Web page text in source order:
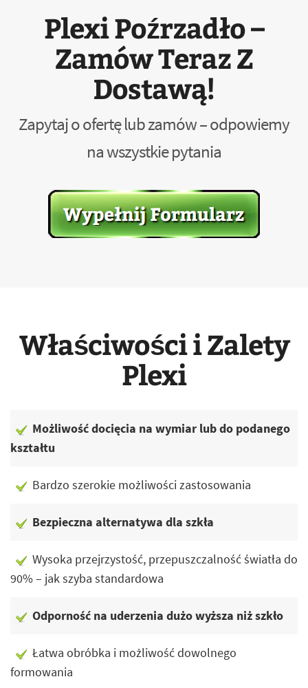
Plexi Poźrzadło –
Zamów Teraz Z
Dostawą!
Zapytaj o ofertę lub zamów – odpowiemy
na wszystkie pytania
Właściwości i Zalety
Plexi
Możliwość docięcia na wymiar lub do podanego
kształtu
Bardzo szerokie możliwości zastosowania
Bezpieczna alternatywa dla szkła
Wysoka przejrzystość, przepuszczalność światła do
90% – jak szyba standardowa
Odporność na uderzenia dużo wyższa niż szkło
Łatwa obróbka i możliwość dowolnego
formowania